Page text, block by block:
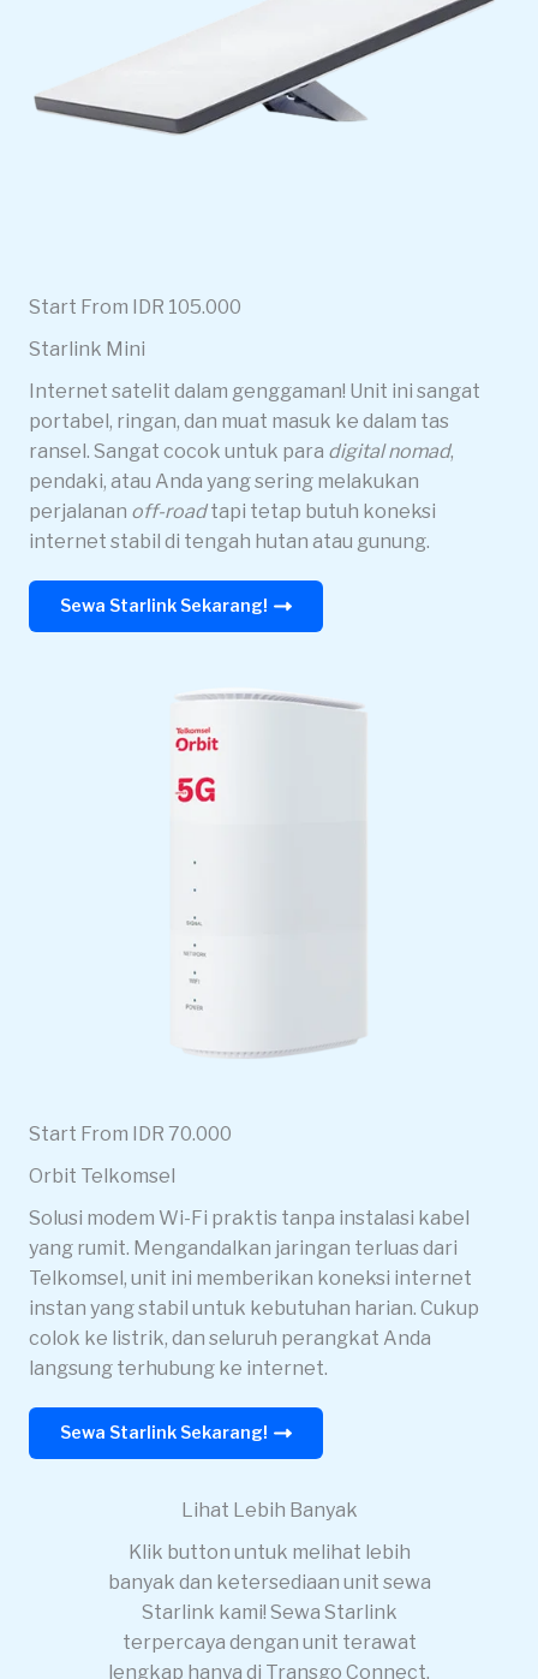
Start From IDR 105.000
Starlink Mini
Internet satelit dalam genggaman! Unit ini sangat
portabel, ringan, dan muat masuk ke dalam tas
ransel. Sangat cocok untuk para digital nomad,
pendaki, atau Anda yang sering melakukan
perjalanan off-roadtapi tetap butuh koneksi
internet stabil di tengah hutan atau gunung.
Sewa Starlink Sekarang!
Start From IDR 70.000
Orbit Telkomsel
Solusi modem Wi-Fi praktis tanpa instalasi kabel
yang rumit. Mengandalkan jaringan terluas dari
Telkomsel, unit ini memberikan koneksi internet
instan yang stabil untuk kebutuhan harian. Cukup
colok ke listrik, dan seluruh perangkat Anda
langsung terhubung ke internet.
Sewa Starlink Sekarang!
Lihat Lebih Banyak
Klik button untuk melihat lebih
banyak dan ketersediaan unit sewa
Starlink kami! Sewa Starlink
terpercaya dengan unit terawat
lengkap hanya di Transgo Connect.